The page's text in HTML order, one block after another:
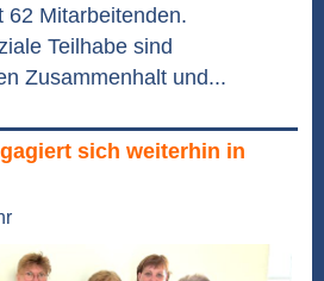
62 Mitarbeitenden.
Teilhabe sind
Zusammenhalt und...
sich weiterhin in